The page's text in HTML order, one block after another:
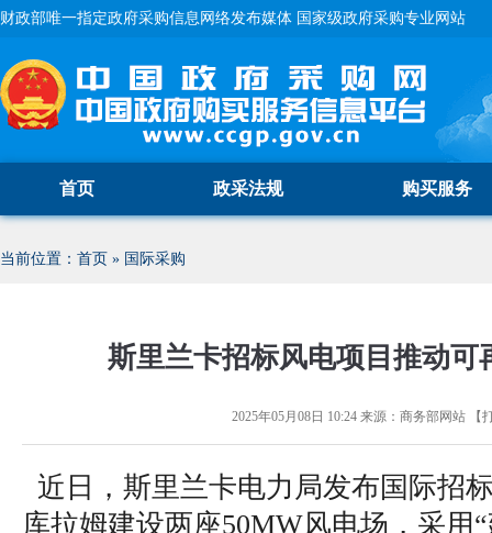
财政部唯一指定政府采购信息网络发布媒体 国家级政府采购专业网站
首页 政采法规 购买服务
当前位置： 首页 » 国际采购
斯里兰卡招标风电项目推动可
2025年05月08日 10:24来源： 商务部网站【
近日，斯里兰卡电力局发布国际招
库拉姆建设两座50MW风电场，采